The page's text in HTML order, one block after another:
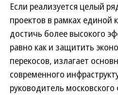
Если реализуется целый
проектов в рамках
достичь более высокого
равно как и защитить
перекосов, излагает
современного
руководитель